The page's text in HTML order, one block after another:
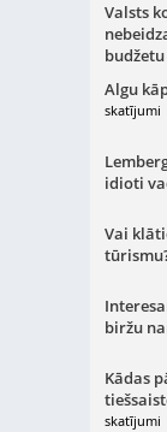
Valsts
budžetu
Algu
skatījumi
idioti
Vai
biržu
Kādas
skatījumi